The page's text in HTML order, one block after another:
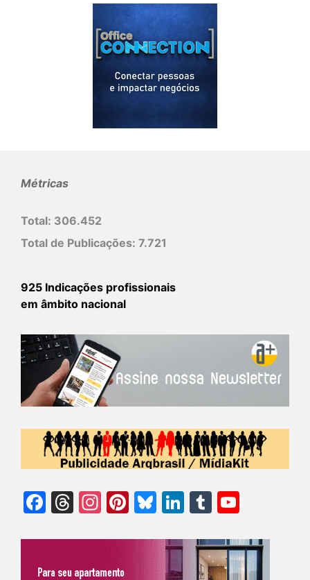
Métricas
Total: 306.452
Total de Publicações: 7.721
925 Indicações profissionais
em âmbito nacional
Facebook
Threads
Instagram
Pinterest
Bluesky
LinkedIn
Tumblr